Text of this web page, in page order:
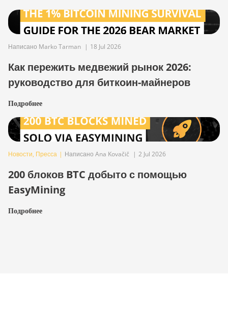
Написано Marko Tarman | 18 Jul 2026
Как пережить медвежий рынок 2026:
руководство для биткоин-майнеров
Подробнее
Новости, Пресса | Написано Ana Kovačič | 2 Jul 2026
200 блоков BTC добыто с помощью
EasyMining
Подробнее